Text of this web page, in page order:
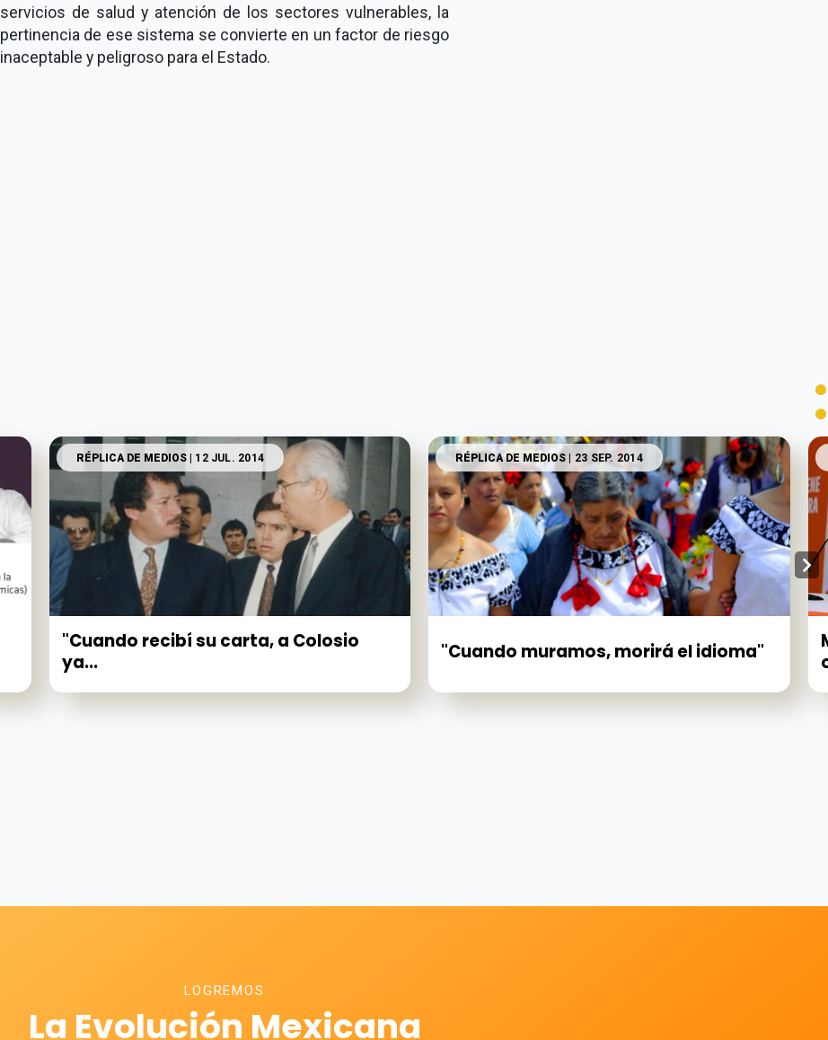
servicios de salud y atención de los sectores vulnerables, la
pertinencia de ese sistema se convierte en un factor de riesgo
inaceptable y peligroso para el Estado.
RÉPLICA DE MEDIOS| 12 JUL. 2014
"Cuando recibí su carta, a Colosio
ya...
RÉPLICA DE MEDIOS | 23 SEP. 2014
"Cuando muramos, morirá el idioma"
LOGREMOS
La Evolución Mexicana